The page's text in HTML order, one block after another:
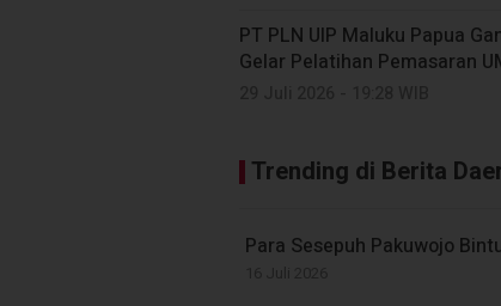
PT PLN UIP Maluku Papua
Gelar Pelatihan Pemasaran
Trending di Berita
Para Sesepuh Pakuwojo